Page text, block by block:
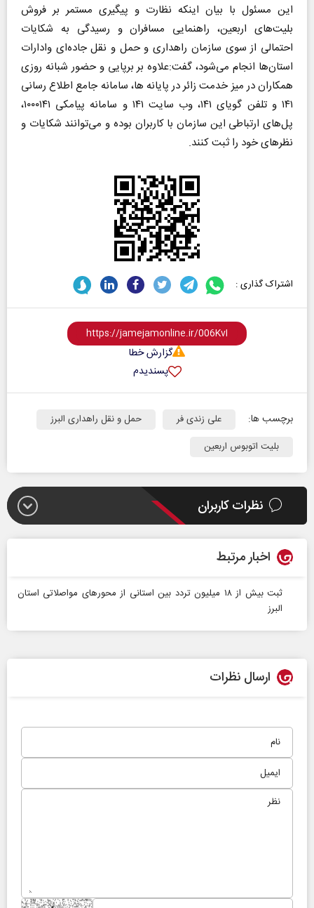
این مسئول با بیان اینکه نظارت و پیگیری مستمر بر فروش
بلیت‌های اربعین، راهنمایی مسافران و رسیدگی به شکایات
احتمالی از سوی سازمان راهداری و حمل و نقل جاده‌ای وادارات
استان‌ها انجام می‌شود، گفت:علاوه بر برپایی و حضور شبانه روزی
همکاران در میز خدمت زائر در پایانه ها، سامانه جامع اطلاع رسانی
۱۴۱ و تلفن گویای ۱۴۱، وب سایت ۱۴۱ و سامانه پیامکی ۱۰۰۰۱۴۱،
پل‌های ارتباطی این سازمان با کاربران بوده و می‌توانند شکایات و
نظر‌های خود را ثبت کنند.
اشتراک گذاری :
گزارش خطا
پسندیدم
برچسب ها: علی زندی فر
حمل و نقل راهداری البرز
بلیت اتوبوس اربعین
نظرات کاربران
اخبار مرتبط
ثبت بیش از ۱۸ میلیون تردد بین استانی از محور‌های مواصلاتی استان
البرز
ارسال نظرات